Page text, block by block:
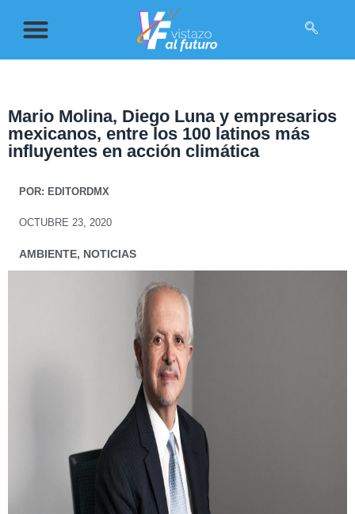
Mario Molina, Diego Luna y empresarios
mexicanos, entre los 100 latinos más
influyentes en acción climática
POR: EDITORDMX
OCTUBRE 23, 2020
AMBIENTE, NOTICIAS